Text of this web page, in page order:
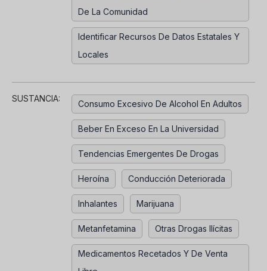
De La Comunidad
Identificar Recursos De Datos Estatales Y
Locales
SUSTANCIA:
Consumo Excesivo De Alcohol En Adultos
Beber En Exceso En La Universidad
Tendencias Emergentes De Drogas
Heroína Conducción Deteriorada
Inhalantes Marijuana
Metanfetamina Otras Drogas Ilícitas
Medicamentos Recetados Y De Venta